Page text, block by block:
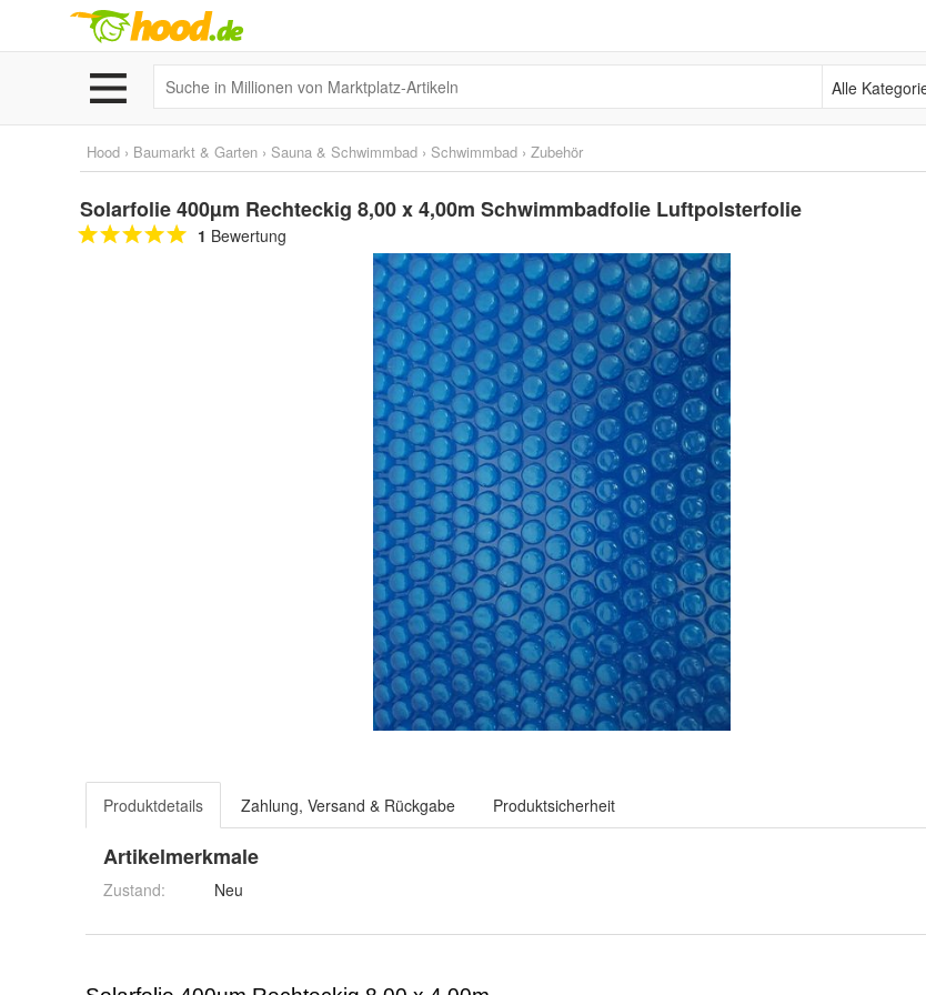
Alle Kategorien
Hood › Baumarkt & Garten › Sauna & Schwimmbad › Schwimmbad › Zubehör
Solarfolie 400µm Rechteckig 8,00 x 4,00m Schwimmbadfolie Luftpolsterfolie
1 Bewertung
Produktdetails Zahlung, Versand & Rückgabe Produktsicherheit
Artikelmerkmale
Zustand: Neu